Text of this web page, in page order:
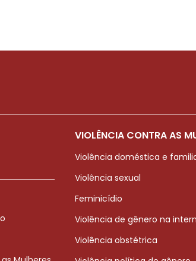
VIOLÊNCIA CONTRA AS
Violência doméstica e
Violência sexual
Feminicídio
Violência de gênero na
Violência obstétrica